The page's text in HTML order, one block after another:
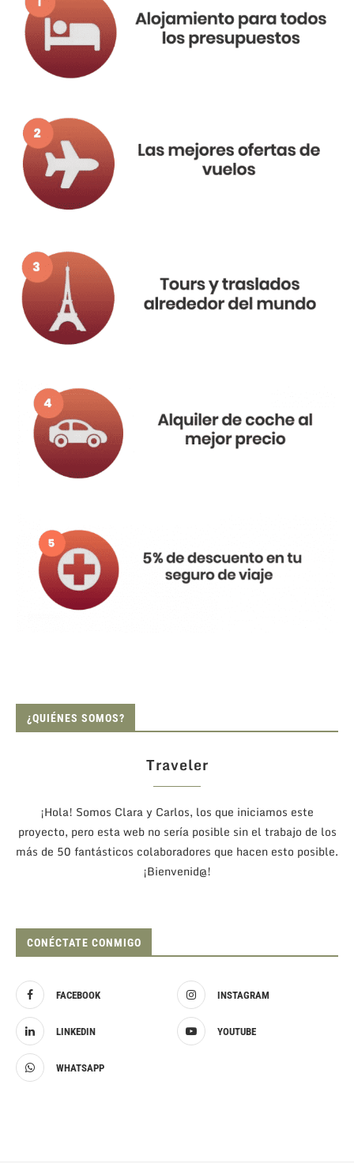
¿QUIÉNES SOMOS?
Traveler
¡Hola! Somos Clara y Carlos, los que iniciamos este
proyecto, pero esta web no sería posible sin el trabajo de los
más de 50 fantásticos colaboradores que hacen esto posible.
¡Bienvenid@!
CONÉCTATE CONMIGO
FACEBOOK INSTAGRAM
LINKEDIN YOUTUBE
WHATSAPP